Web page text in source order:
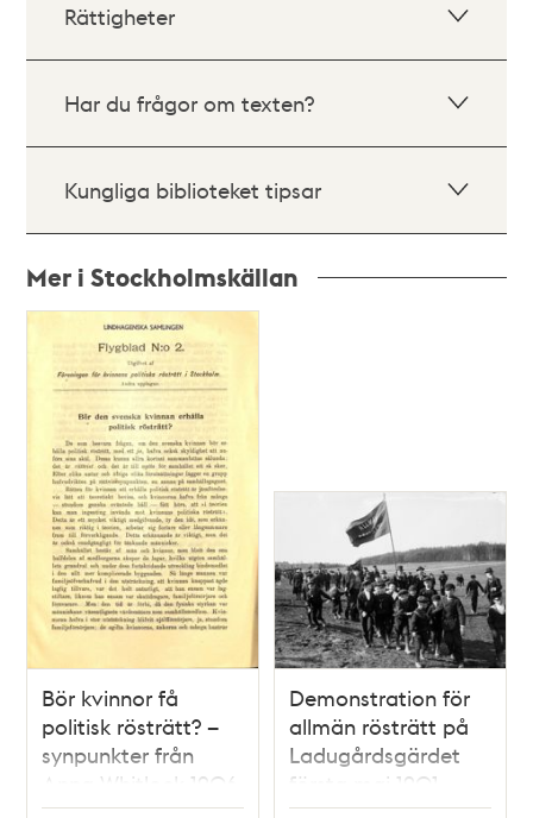
Rättigheter
Har du frågor om texten?
Kungliga biblioteket tipsar
Mer i Stockholmskällan
Relaterade
Bör kvinnor få
politisk rösträtt? –
synpunkter från
Anna Whitlock 1906
Demonstration för
allmän rösträtt på
Ladugårdsgärdet
första maj 1901